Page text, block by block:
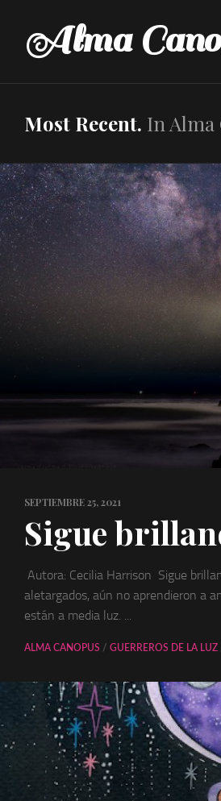
contentAlma
Most Recent. In Alma
SEPTIEMBRE 25, 2021
Sigue
Autora: Cecilia Harrison Sigue
aletargados, aún no aprendieron a
están a media luz. ...
ALMA CANOPUS / GUERREROS DE LA LUZ